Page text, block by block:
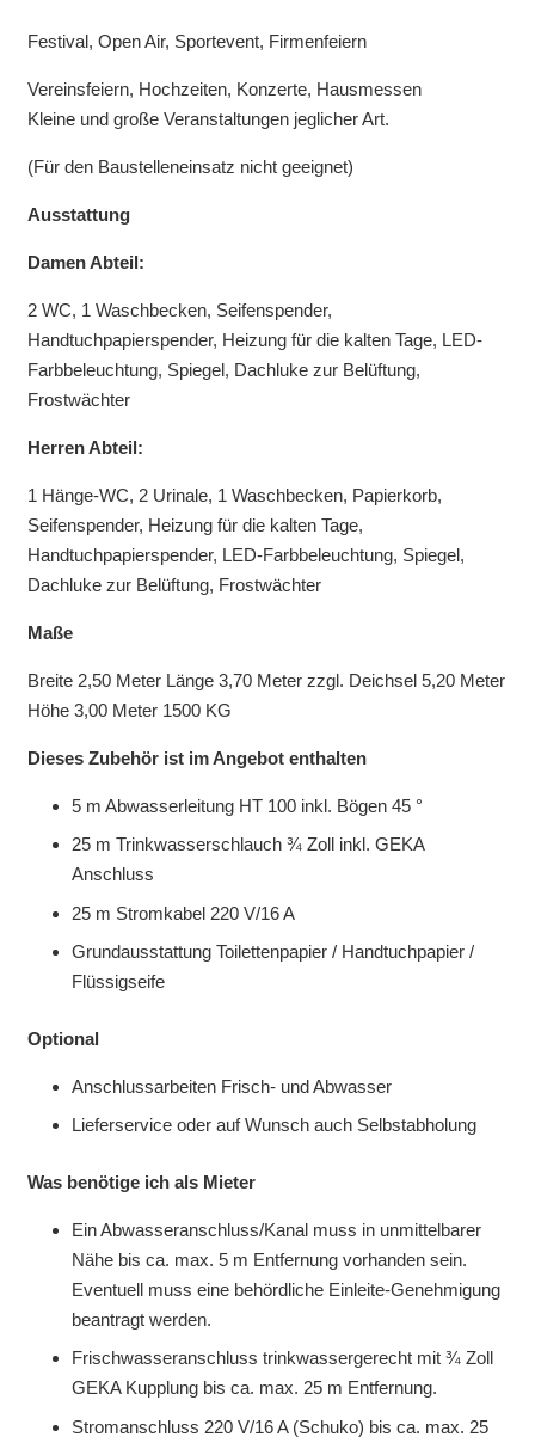
Festival, Open Air, Sportevent, Firmenfeiern
Vereinsfeiern, Hochzeiten, Konzerte, Hausmessen
Kleine und große Veranstaltungen jeglicher Art.
(Für den Baustelleneinsatz nicht geeignet)
Ausstattung
Damen Abteil:
2 WC, 1 Waschbecken, Seifenspender,
Handtuchpapierspender, Heizung für die kalten Tage, LED-
Farbbeleuchtung, Spiegel, Dachluke zur Belüftung,
Frostwächter
Herren Abteil:
1 Hänge-WC, 2 Urinale, 1 Waschbecken, Papierkorb,
Seifenspender, Heizung für die kalten Tage,
Handtuchpapierspender, LED-Farbbeleuchtung, Spiegel,
Dachluke zur Belüftung, Frostwächter
Maße
Breite 2,50 Meter Länge 3,70 Meter zzgl. Deichsel 5,20 Meter
Höhe 3,00 Meter 1500 KG
Dieses Zubehör ist im Angebot enthalten
5 m Abwasserleitung HT 100 inkl. Bögen 45 °
25 m Trinkwasserschlauch ¾ Zoll inkl. GEKA
Anschluss
25 m Stromkabel 220 V/16 A
Grundausstattung Toilettenpapier / Handtuchpapier /
Flüssigseife
Optional
Anschlussarbeiten Frisch- und Abwasser
Lieferservice oder auf Wunsch auch Selbstabholung
Was benötige ich als Mieter
Ein Abwasseranschluss/Kanal muss in unmittelbarer
Nähe bis ca. max. 5 m Entfernung vorhanden sein.
Eventuell muss eine behördliche Einleite-Genehmigung
beantragt werden.
Frischwasseranschluss trinkwassergerecht mit ¾ Zoll
GEKA Kupplung bis ca. max. 25 m Entfernung.
Stromanschluss 220 V/16 A (Schuko) bis ca. max. 25